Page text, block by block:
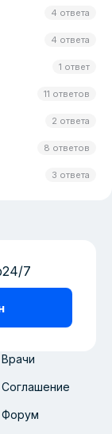
4 ответа
4 ответа
1 ответ
11 ответов
2 ответа
8 ответов
3 ответа
Врачи
Соглашение
Форум
7